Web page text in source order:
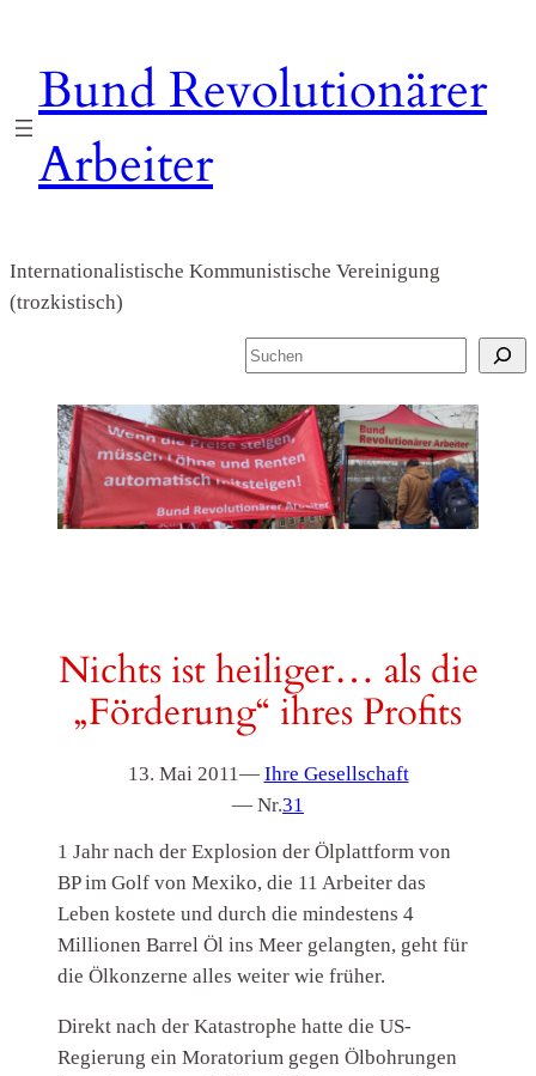
springen
Bund Revolutionärer
Arbeiter
Internationalistische Kommunistische Vereinigung
(trozkistisch)
S
c
h
e
n
Nichts ist heiliger… als die
„Förderung“ ihres Profits
13. Mai 2011— Ihre Gesellschaft
— Nr.31
1 Jahr nach der Explosion der Ölplattform von
BP im Golf von Mexiko, die 11 Arbeiter das
Leben kostete und durch die mindestens 4
Millionen Barrel Öl ins Meer gelangten, geht für
die Ölkonzerne alles weiter wie früher.
Direkt nach der Katastrophe hatte die US-
Regierung ein Moratorium gegen Ölbohrungen